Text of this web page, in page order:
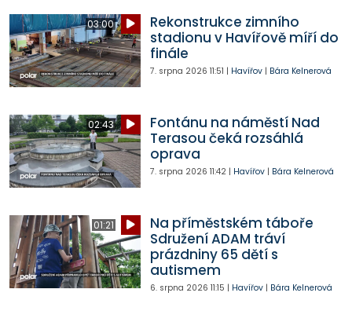
03:00
Rekonstrukce zimního
stadionu v Havířově míří do
finále
7. srpna 2026 11:51 | Havířov| Bára Kelnerová
02:43
Fontánu na náměstí Nad
Terasou čeká rozsáhlá
oprava
7. srpna 2026 11:42| Havířov| Bára Kelnerová
01:21
Na příměstském táboře
Sdružení ADAM tráví
prázdniny 65 dětí s
autismem
6. srpna 2026 11:15 | Havířov| Bára Kelnerová